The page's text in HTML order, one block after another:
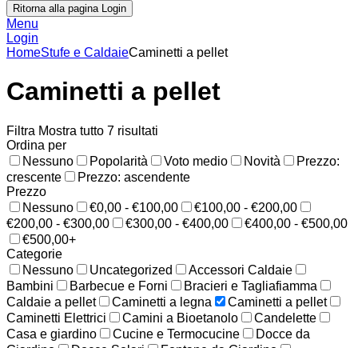
Ritorna alla pagina Login
Menu
Login
HomeStufe e CaldaieCaminetti a pellet
Caminetti a pellet
Filtra Mostra tutto 7 risultati
Ordina per
Nessuno
Popolarità Voto medio Novità
Prezzo:
crescente
Prezzo: ascendente
Prezzo
Nessuno
€0,00 - €100,00
€100,00 - €200,00
€200,00 - €300,00
€300,00 - €400,00
€400,00 - €500,00
€500,00+
Categorie
Nessuno
Uncategorized
Accessori Caldaie
Bambini
Barbecue e Forni
Bracieri e Tagliafiamma
Caldaie a pellet
Caminetti a legna
Caminetti a pellet
Caminetti Elettrici
Camini a Bioetanolo
Candelette
Casa e giardino
Cucine e Termocucine
Docce da